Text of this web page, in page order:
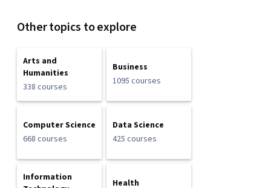
Other topics to explore
Arts and
Humanities
338 courses
Business
1095 courses
Computer Science
668 courses
Data Science
425 courses
Information
Health